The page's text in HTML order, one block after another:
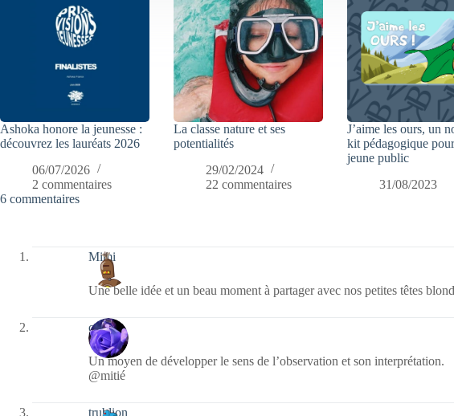
Ashoka honore la jeunesse :
découvrez les lauréats 2026
06/07/2026
2 commentaires
La classe nature et ses
potentialités
29/02/2024
22 commentaires
J’aime les ours, un
kit pédagogique
jeune public
31/08/2023
6 commentaires
Mimi
Une belle idée et un beau moment à partager avec nos petites têtes
covix
Un moyen de développer le sens de l’observation et son interprétation.
@mitié
trublion